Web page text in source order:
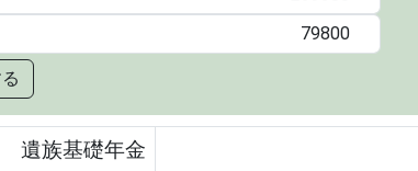
遺族基礎年金